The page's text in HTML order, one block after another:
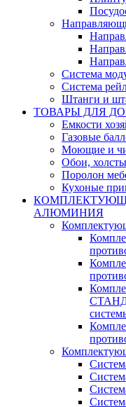
Система
Система
Штанги и
ТОВАРЫ ДЛЯ
Емкости
Газовые
Моющие и
Обои, холсты
Поролон
Кухоные
АЛЮМИНИЯ